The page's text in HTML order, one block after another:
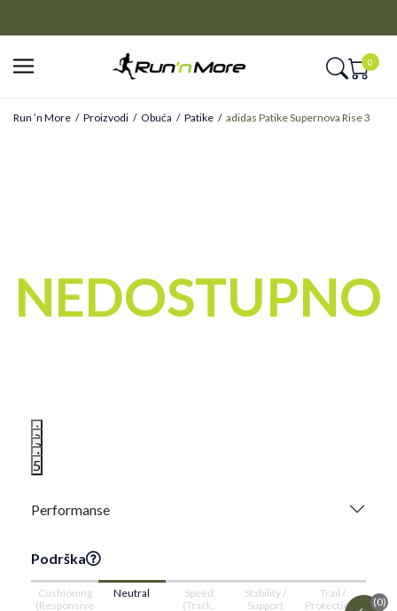
0
Run ’n More Proizvodi Obuća Patike adidas Patike Supernova Rise 3
(0)
1
2
3
4
5
NEDOSTUPNO
Performanse
Podrška
Cushioning
(Responsive
Neutral
Speed
(Track,
Stability /
Support
Trail /
Protection /